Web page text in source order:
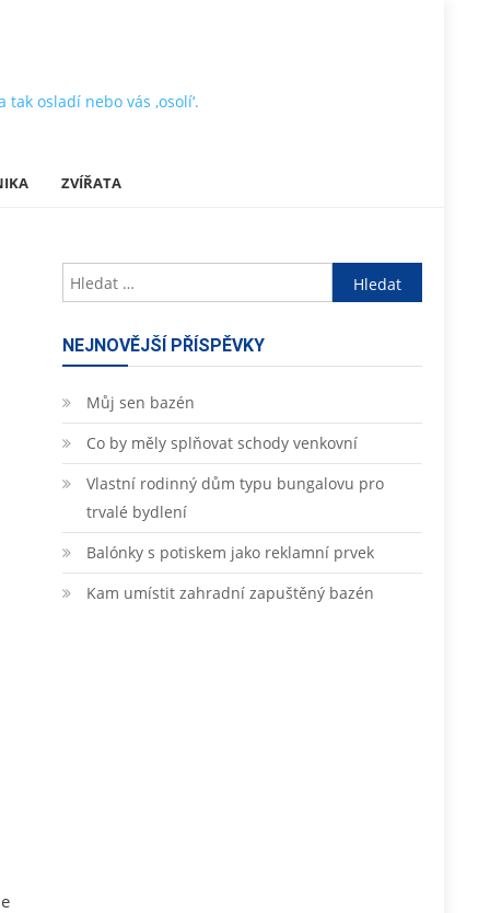
osladí nebo vás ‚osolí‘.
ZVÍŘATA
Vyhledávání
NEJNOVĚJŠÍ PŘÍSPĚVKY
Můj sen bazén
Co by měly splňovat schody venkovní
Vlastní rodinný dům typu bungalovu pro
trvalé bydlení
Balónky s potiskem jako reklamní prvek
Kam umístit zahradní zapuštěný bazén